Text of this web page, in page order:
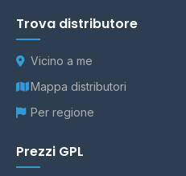
Trova distributore
Vicino a me
Mappa distributori
Per regione
Prezzi GPL